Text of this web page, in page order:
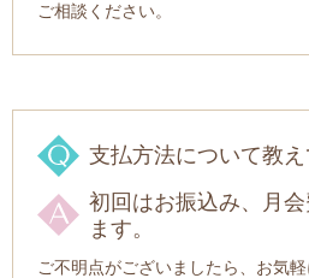
ご相談ください。
支払方法について教え
初回はお振込み、月
ます。
ご不明点がございましたら、お気軽